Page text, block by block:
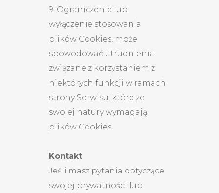
9. Ograniczenie lub
wyłączenie stosowania
plików Cookies, może
spowodować utrudnienia
związane z korzystaniem z
niektórych funkcji w ramach
strony Serwisu, które ze
swojej natury wymagają
plików Cookies.
Kontakt
Jeśli masz pytania dotyczące
swojej prywatności lub